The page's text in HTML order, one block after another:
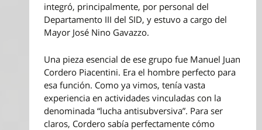
integró, principalmente, por personal del
Departamento III del SID, y estuvo a cargo del
Mayor José Nino Gavazzo.
Una pieza esencial de ese grupo fue Manuel Juan
Cordero Piacentini. Era el hombre perfecto para
esa función. Como ya vimos, tenía vasta
experiencia en actividades vinculadas con la
denominada “lucha antisubversiva”. Para ser
claros, Cordero sabía perfectamente cómo